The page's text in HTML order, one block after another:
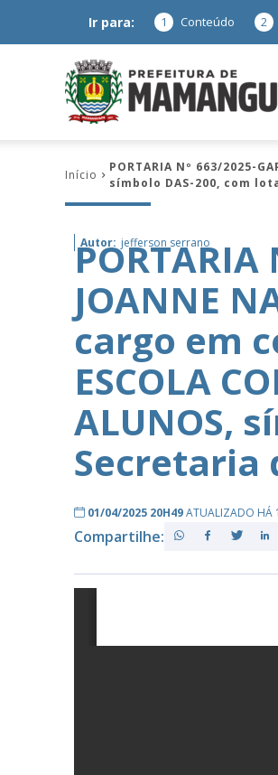
Ir para: 1 Conteúdo 2
Início
PORTARIA Nº 663/2025-
símbolo DAS-200, com
Autor: jefferson serrano
PORTARIA
JOANNE
cargo em
ESCOLA
ALUNOS,
Secretaria
01/04/2025 20H49ATUALIZADO HÁ
Compartilhe: